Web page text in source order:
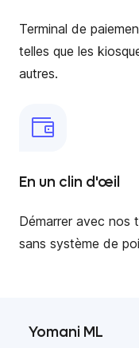
Terminal de
telles que les
autres.
En un clin d'œil
Démarrer avec nos
sans système de
Yomani ML